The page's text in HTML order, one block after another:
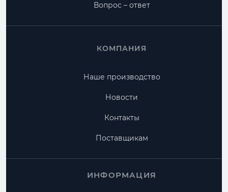
Вопрос – ответ
КОМПАНИЯ
Наше производство
Новости
Контакты
Поставщикам
ИНФОРМАЦИЯ